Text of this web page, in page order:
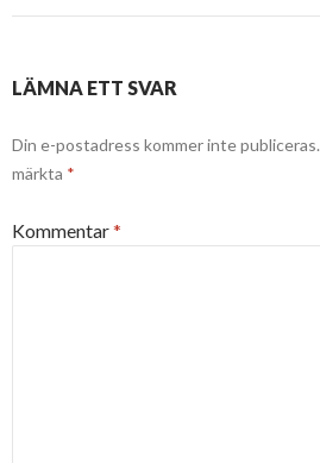
LÄMNA ETT SVAR
Din e-postadress kommer inte publiceras.
märkta *
Kommentar*